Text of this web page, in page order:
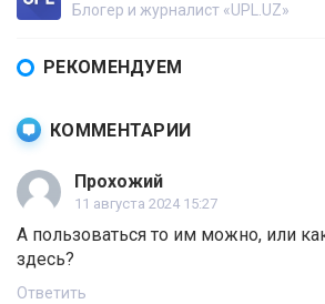
Блогер и журналист «UPL.UZ»
РЕКОМЕНДУЕМ
КОММЕНТАРИИ
Прохожий
11 августа 2024 15:27
А пользоваться то им можно, или
здесь?
Ответить